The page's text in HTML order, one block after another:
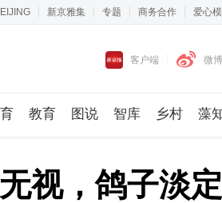
新京雅集 专题 商务合作 爱心
客户端 微博
教育 图说 智库 乡村 藻
视，鸽子淡定